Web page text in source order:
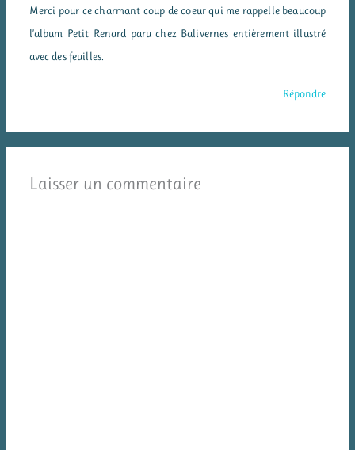
Merci pour ce charmant coup de coeur qui me rappelle beaucoup
l’album Petit Renard paru chez Balivernes entièrement illustré
avec des feuilles.
Répondre
Laisser un commentaire